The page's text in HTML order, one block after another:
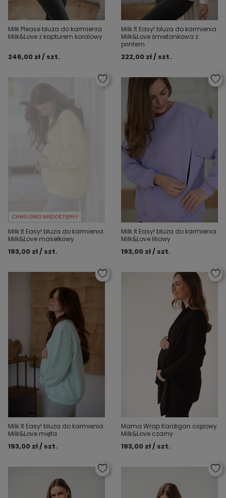
Milk Please bluza do karmienia
Milk&Love z kapturem koralowy
246,00 zł / szt.
Milk It Easy! bluza do karmienia
Milk&Love śmietankowa z
printem
222,00 zł / szt.
CHWILOWO NIEDOSTĘPNY
Milk It Easy! bluza do karmienia
Milk&Love masełkowy
193,00 zł / szt.
Milk It Easy! bluza do karmienia
Milk&Love liliowy
193,00 zł / szt.
Milk It Easy! bluza do karmienia
Milk&Love mięta
193,00 zł / szt.
Mama Wrap Kardigan ciążowy
Milk&Love czarny
193,00 zł / szt.